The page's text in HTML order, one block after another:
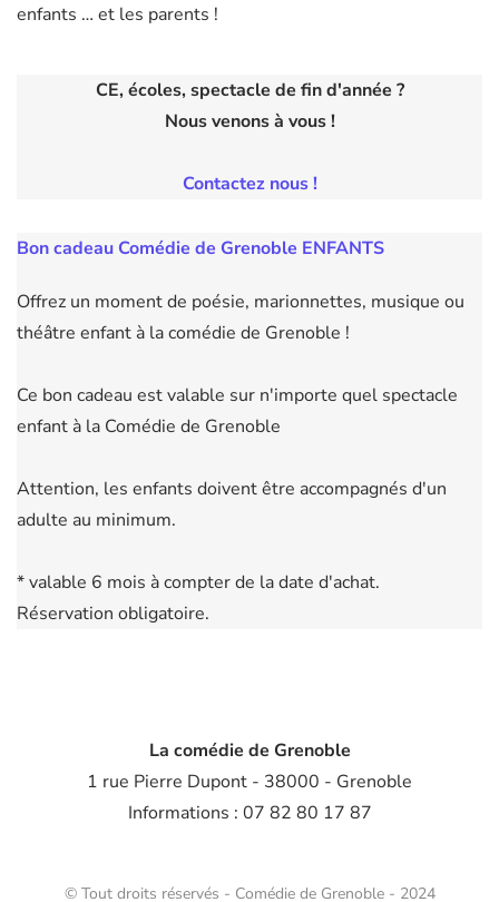
enfants … et les parents !
CE, écoles, spectacle de fin d'année ?
Nous venons à vous !
Contactez nous !
Bon cadeau Comédie de Grenoble ENFANTS
Offrez un moment de poésie, marionnettes, musique ou
théâtre enfant à la comédie de Grenoble !
Ce bon cadeau est valable sur n'importe quel spectacle
enfant à la Comédie de Grenoble
Attention, les enfants doivent être accompagnés d'un
adulte au minimum.
* valable 6 mois à compter de la date d'achat.
Réservation obligatoire.
La comédie de Grenoble
1 rue Pierre Dupont - 38000 - Grenoble
Informations : 07 82 80 17 87
© Tout droits réservés - Comédie de Grenoble - 2024